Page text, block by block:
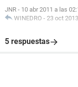
JNR - 10 abr 2011 a las
WINEDRO - 23 oct
5 respuestas